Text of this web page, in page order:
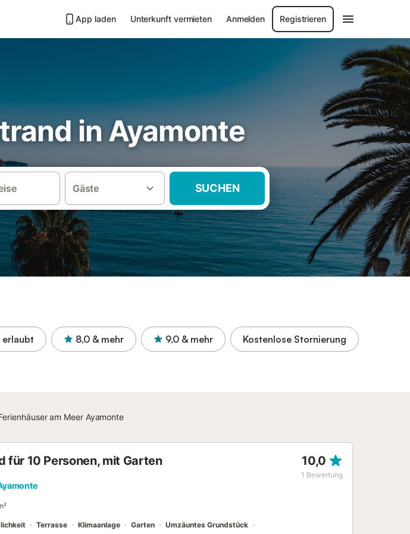
App laden Unterkunft vermieten Anmelden Registrieren
in Ayamonte
Gäste SUCHEN
erlaubt 8,0 & mehr 9,0 & mehr Kostenlose Stornierung
am Meer Ayamonte
für 10 Personen, mit Garten 10,0
1 Bewertung
Terrasse Klimaanlage Garten
Umzäuntes Grundstück